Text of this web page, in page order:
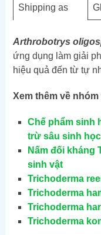
Shipping as
Arthrobotrys
ứng dụng làm giải
hiệu quả đến từ tự
Xem thêm về
Chế phẩm sinh
trừ sâu sinh học
Nấm đối kháng
sinh vật
Trichoderma
Trichoderma
Trichoderma
Trichoderma